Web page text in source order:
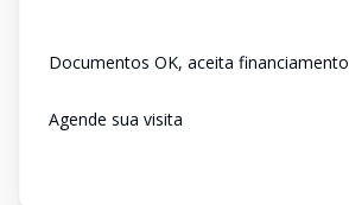
Documentos OK, aceita financiamento
Agende sua visita